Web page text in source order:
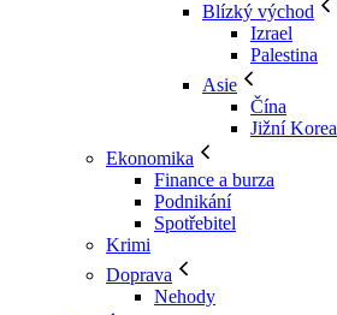
Blízký východ
Izrael
Palestina
Asie
Čína
Jižní Korea
Ekonomika
Finance a burza
Podnikání
Spotřebitel
Krimi
Doprava
Nehody